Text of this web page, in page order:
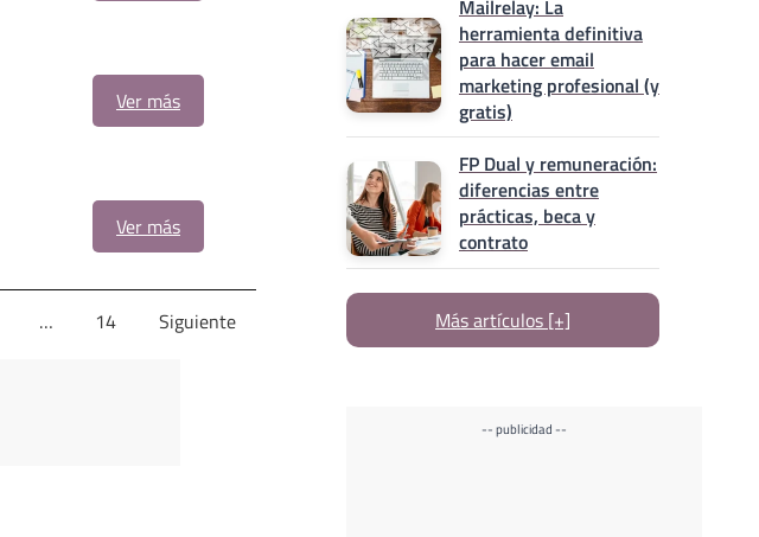
Ver más
Ver más
… 14 Siguiente
Mailrelay: La
herramienta definitiva
para hacer email
marketing profesional (y
gratis)
FP Dual y remuneración:
diferencias entre
prácticas, beca y
contrato
Más artículos [+]
-- publicidad --